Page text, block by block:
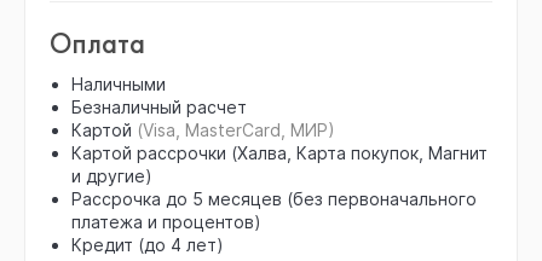
Оплата
Наличными
Безналичный расчет
Картой (Visa, MasterCard, МИР)
Картой рассрочки (Халва, Карта покупок, Магнит
и другие)
Рассрочка до 5 месяцев (без первоначального
платежа и процентов)
Кредит (до 4 лет)